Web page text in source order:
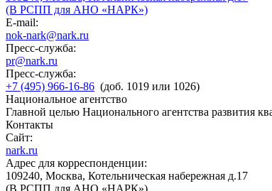
(В РСПП для АНО «НАРК»)
E-mail:
nok-nark@nark.ru
Пресс-служба:
pr@nark.ru
Пресс-служба:
+7 (495) 966-16-86 (доб. 1019 или 1026)
Национальное агентство
Главной целью Национального агентства развития
Контакты
Сайт:
nark.ru
Адрес для корреспонденции:
109240, Москва, Котельническая набережная д.17
(В РСПП для АНО «НАРК»)